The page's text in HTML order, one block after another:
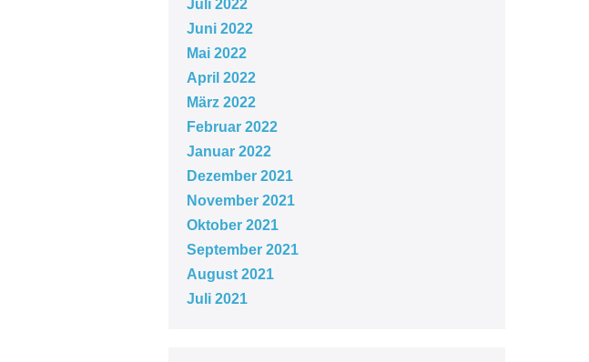
Juli 2022
Juni 2022
Mai 2022
April 2022
März 2022
Februar 2022
Januar 2022
Dezember 2021
November 2021
Oktober 2021
September 2021
August 2021
Juli 2021